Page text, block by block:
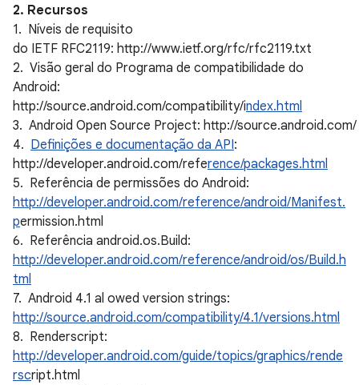
2. Recursos
1. Níveis de requisito
do IETF RFC2119: http://www.ietf.org/rfc/rfc2119.txt
2. Visão geral do Programa de compatibilidade do
Android:
http://source.android.com/compatibility/index.html
3. Android Open Source Project: http://source.android.com/
4. Definições e documentação da API:
http://developer.android.com/reference/packages.html
5. Referência de permissões do Android:
http://developer.android.com/reference/android/Manifest.
permission.html
6. Referência android.os.Build:
http://developer.android.com/reference/android/os/Build.h
tml
7. Android 4.1 al owed version strings:
http://source.android.com/compatibility/4.1/versions.html
8. Renderscript:
http://developer.android.com/guide/topics/graphics/rende
rscript.html